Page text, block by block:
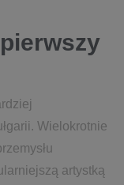
Wielokrotnie
artystką